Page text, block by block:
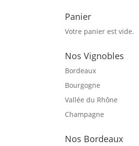
Panier
Votre panier est vide.
Nos Vignobles
Bordeaux
Bourgogne
Vallée du Rhône
Champagne
Nos Bordeaux